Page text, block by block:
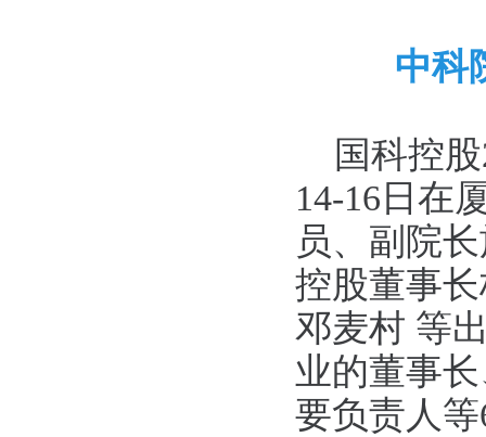
中科
国科控股
14-16日在
员、副院
控股董事
邓麦村 等
业的董事
要负责人